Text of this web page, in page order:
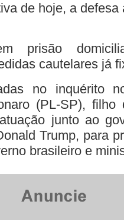
de hoje, a defesa
prisão
cautelares já
no inquérito
(PL-SP), filho
junto ao
Trump, para
brasileiro e